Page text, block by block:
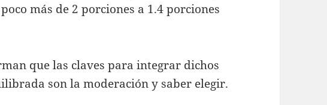
más de 2 porciones a 1.4 porciones
que las claves para integrar dichos
son la moderación y saber elegir.